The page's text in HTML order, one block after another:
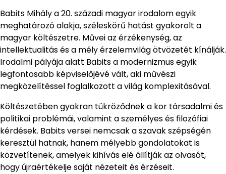
Babits Mihály a 20. századi magyar irodalom egyik
meghatározó alakja, széleskörű hatást gyakorolt a
magyar költészetre. Művei az érzékenység, az
intellektualitás és a mély érzelemvilág ötvözetét kínálják.
Irodalmi pályája alatt Babits a modernizmus egyik
legfontosabb képviselőjévé vált, aki művészi
megközelítéssel foglalkozott a világ komplexitásával.
Költészetében gyakran tükröződnek a kor társadalmi és
politikai problémái, valamint a személyes és filozófiai
kérdések. Babits versei nemcsak a szavak szépségén
keresztül hatnak, hanem mélyebb gondolatokat is
közvetítenek, amelyek kihívás elé állítják az olvasót,
hogy újraértékelje saját nézeteit és érzéseit.